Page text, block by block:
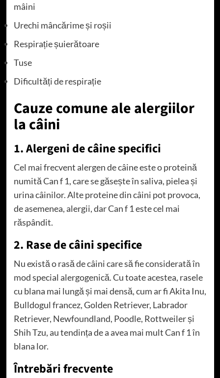
mâini
Urechi mâncărime și roșii
Respirație șuierătoare
Tuse
Dificultăți de respirație
Cauze comune ale alergiilor
la câini
1. Alergeni de câine specifici
Cel mai frecvent alergen de câine este o proteină
numită Can f 1, care se găsește în saliva, pielea și
urina câinilor. Alte proteine ​​din câini pot provoca,
de asemenea, alergii, dar Can f 1 este cel mai
răspândit.
2. Rase de câini specifice
Nu există o rasă de câini care să fie considerată în
mod special alergogenică. Cu toate acestea, rasele
cu blana mai lungă și mai densă, cum ar fi Akita Inu,
Bulldogul francez, Golden Retriever, Labrador
Retriever, Newfoundland, Poodle, Rottweiler și
Shih Tzu, au tendința de a avea mai mult Can f 1 în
blana lor.
Întrebări frecvente